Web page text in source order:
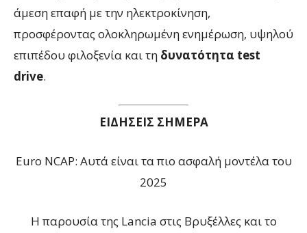
άμεση επαφή με την ηλεκτροκίνηση,
προσφέροντας ολοκληρωμένη ενημέρωση, υψηλού
επιπέδου φιλοξενία και τη δυνατότητα test
drive.
ΕΙΔΗΣΕΙΣ ΣΗΜΕΡΑ
Euro NCAP: Αυτά είναι τα πιο ασφαλή μοντέλα του
2025
Η παρουσία της Lancia στις Βρυξέλλες και το